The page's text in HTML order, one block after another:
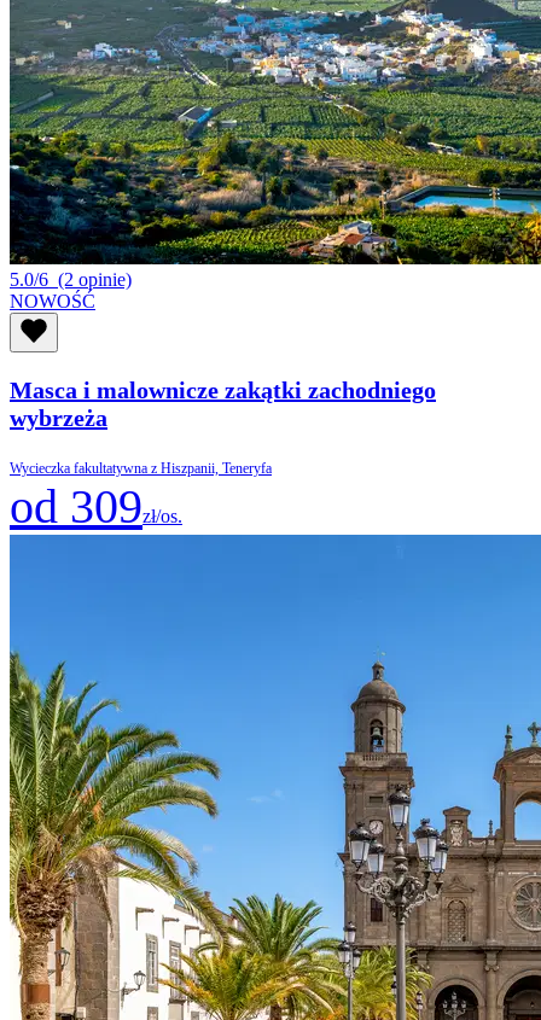
5.0/6 (2 opinie)
NOWOŚĆ
Masca i malownicze zakątki zachodniego
wybrzeża
Wycieczka fakultatywna z Hiszpanii, Teneryfa
od 309zł/os.